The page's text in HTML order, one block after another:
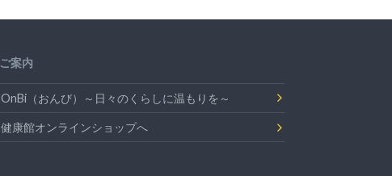
ご案内
OnBi（おんび）～日々のくらしに温もりを～
健康館オンラインショップへ